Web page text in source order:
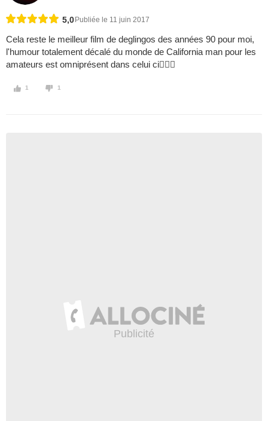
5,0 Publiée le 11 juin 2017
Cela reste le meilleur film de deglingos des années 90 pour moi,
l'humour totalement décalé du monde de California man pour les
amateurs est omniprésent dans celui ci
1 1